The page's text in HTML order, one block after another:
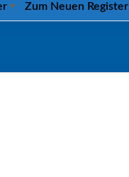
Zum Neuen Register